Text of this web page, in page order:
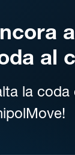
al
la coda